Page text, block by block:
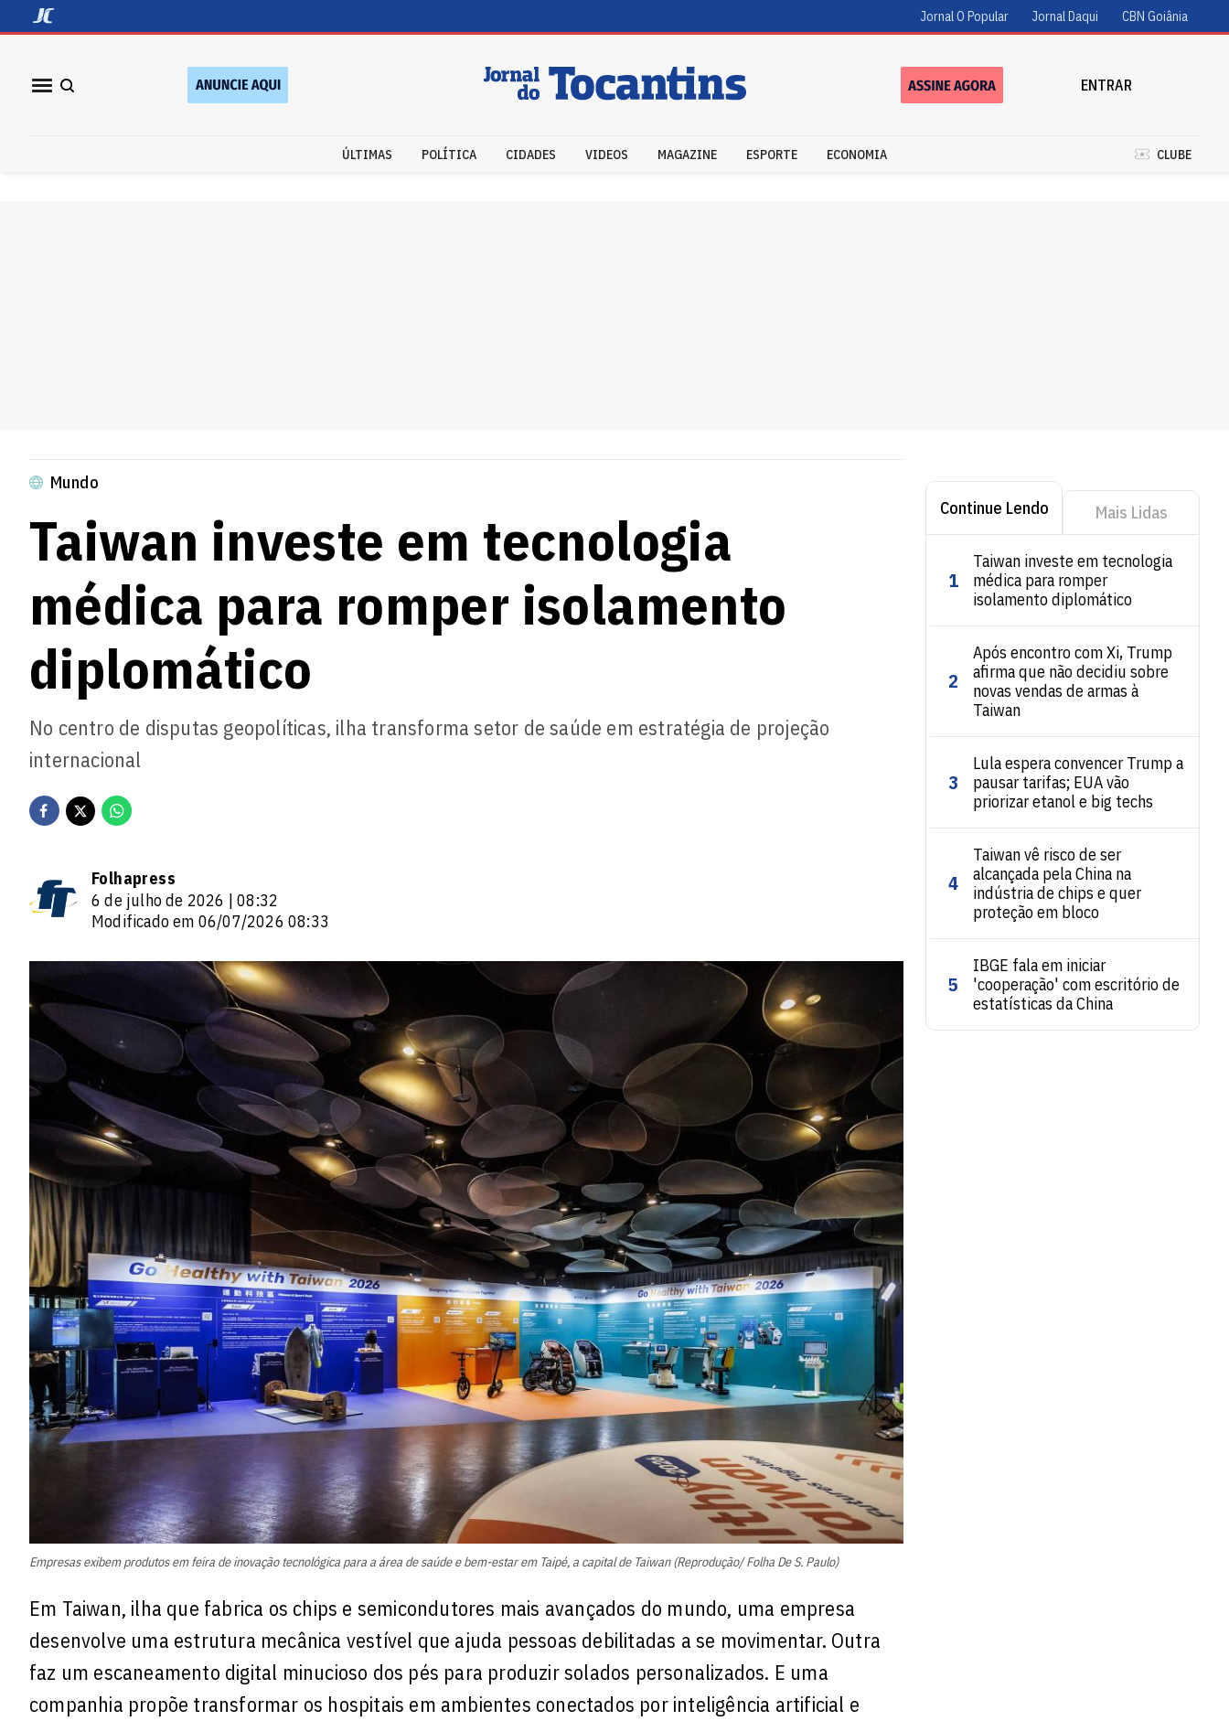
Jornal O Popular Jornal Daqui CBN Goiânia
ENTRAR
ÚLTIMAS POLÍTICA CIDADES VIDEOS MAGAZINE ESPORTE ECONOMIA CLUBE
Mundo
Taiwan investe em tecnologia
médica para romper isolamento
diplomático
No centro de disputas geopolíticas, ilha transforma setor de saúde em estratégia de projeção
internacional
Folhapress
6 de julho de 2026 | 08:32
Modificado em 06/07/2026 08:33
Empresas exibem produtos em feira de inovação tecnológica para a área de saúde e bem-estar em Taipé, a capital de Taiwan (Reprodução/ Folha De S. Paulo)
Em Taiwan, ilha que fabrica os chips e semicondutores mais avançados do mundo, uma empresa
desenvolve uma estrutura mecânica vestível que ajuda pessoas debilitadas a se movimentar. Outra
faz um escaneamento digital minucioso dos pés para produzir solados personalizados. E uma
companhia propõe transformar os hospitais em ambientes conectados por inteligência artificial e
Continue Lendo Mais Lidas
1
Taiwan investe em tecnologia
médica para romper
isolamento diplomático
2
Após encontro com Xi, Trump
afirma que não decidiu sobre
novas vendas de armas à
Taiwan
3
Lula espera convencer Trump a
pausar tarifas; EUA vão
priorizar etanol e big techs
4
Taiwan vê risco de ser
alcançada pela China na
indústria de chips e quer
proteção em bloco
5
IBGE fala em iniciar
'cooperação' com escritório de
estatísticas da China